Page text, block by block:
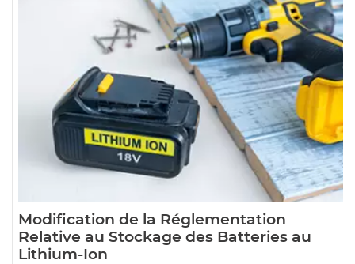
Modification de la Réglementation
Relative au Stockage des Batteries au
Lithium-Ion